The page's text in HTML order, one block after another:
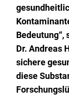
Bedeutung“,
Dr. Andreas
sichere
diese